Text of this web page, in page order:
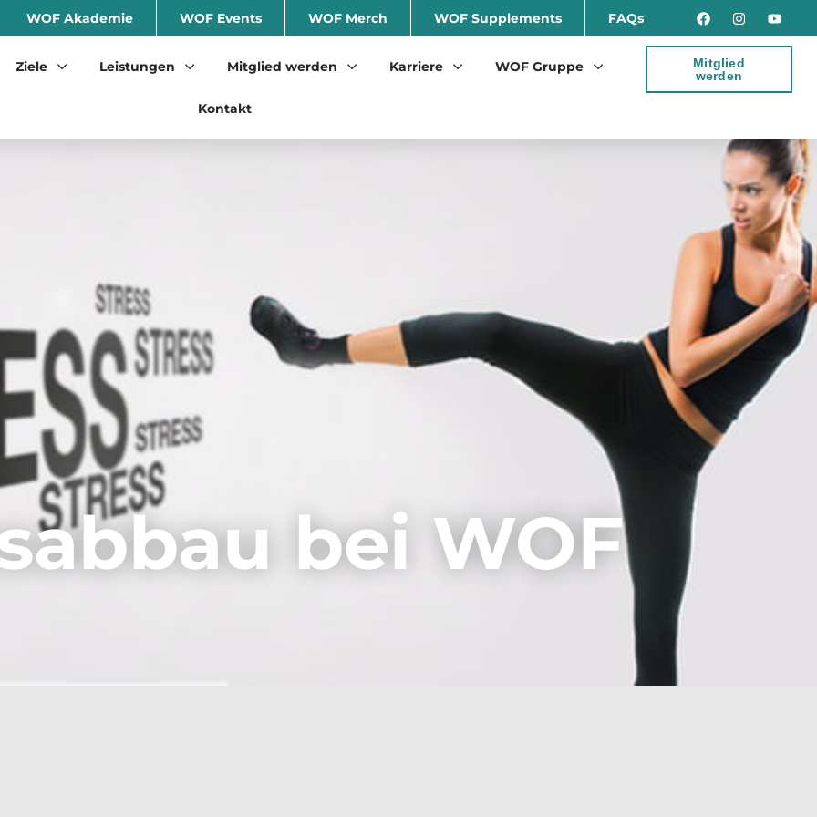
WOF Akademie WOF Events WOF Merch WOF Supplements FAQs
Ziele Leistungen Mitglied werden Karriere WOF Gruppe
Kontakt
Mitglied
werden
bei WOF